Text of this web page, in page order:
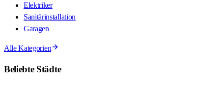
Elektriker
Sanitärinstallation
Garagen
Alle Kategorien
Beliebte Städte